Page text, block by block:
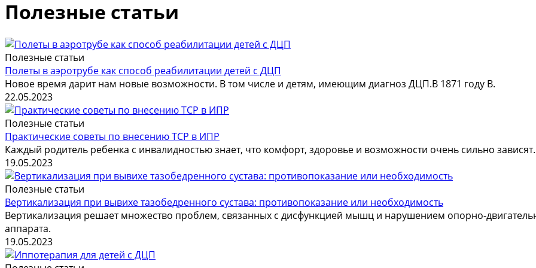
Полезные статьи
Полезные статьи
Полеты в аэротрубе как способ реабилитации детей с ДЦП
Новое время дарит нам новые возможности. В том числе и детям, имеющим диагноз ДЦП.В 1871 году В.
22.05.2023
Полезные статьи
Практические советы по внесению ТСР в ИПР
Каждый родитель ребенка с инвалидностью знает, что комфорт, здоровье и возможности очень сильно
19.05.2023
Полезные статьи
Вертикализация при вывихе тазобедренного сустава: противопоказание или необходимость
Вертикализация решает множество проблем, связанных с дисфункцией мышц и нарушением опорно-
аппарата.
19.05.2023